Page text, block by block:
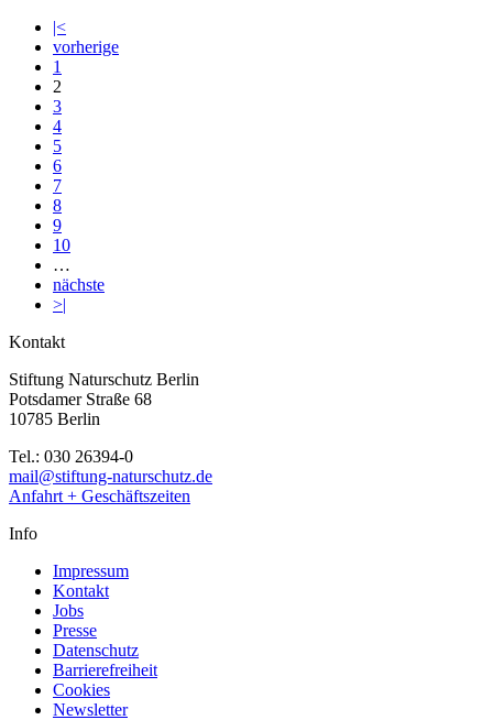
|<
vorherige
1
2
3
4
5
6
7
8
9
10
…
nächste
>|
Kontakt
Stiftung Naturschutz Berlin
Potsdamer Straße 68
10785 Berlin
Tel.: 030 26394-0
mail@stiftung-naturschutz.de
Anfahrt + Geschäftszeiten
Info
Impressum
Kontakt
Jobs
Presse
Datenschutz
Barrierefreiheit
Cookies
Newsletter